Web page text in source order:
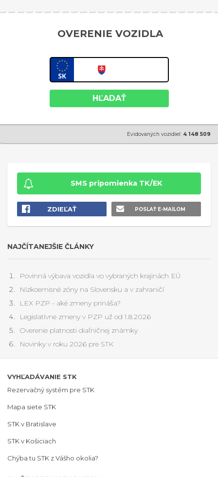
OVERENIE VOZIDLA
HĽADAŤ
Evidovaných vozidiel: 4 148 509
SMS pripomienka TK/EK
ZDIEĽAŤ POSLAŤ E-MAILOM
NAJČÍTANEJŠIE ČLÁNKY
Povinná výbava vozidla vo vybraných krajinách EÚ
Nízkoemisné zóny na Slovensku a v zahraničí
LEX PZP - aké zmeny prináša?
Legislatívne zmeny v PZP už od 1.8.2026
Overenie platnosti diaľničnej známky
Novinky v roku 2026 pre STK
VYHĽADÁVANIE STK
Rezervačný systém pre STK
Mapa siete STK
STK v Bratislave
STK v Košiciach
Chýba tu STK z Vášho okolia?